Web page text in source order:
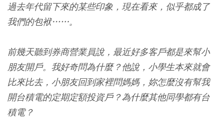
過去年代留下來的某些印象，現在看來，似乎都成了
我們的包袱……。
前幾天聽到券商營業員說，最近好多客戶都是來幫小
朋友開戶。我好奇問為什麼？他說，小學生本來就會
比來比去，小朋友回到家裡問媽媽，妳怎麼沒有幫我
開台積電的定期定額投資戶？為什麼其他同學都有台
積電？